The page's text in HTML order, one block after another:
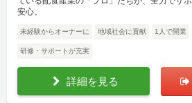
安心。
未経験からオーナーに 地域社会に貢献 1人で開業
研修・サポートが充実
詳細を見る